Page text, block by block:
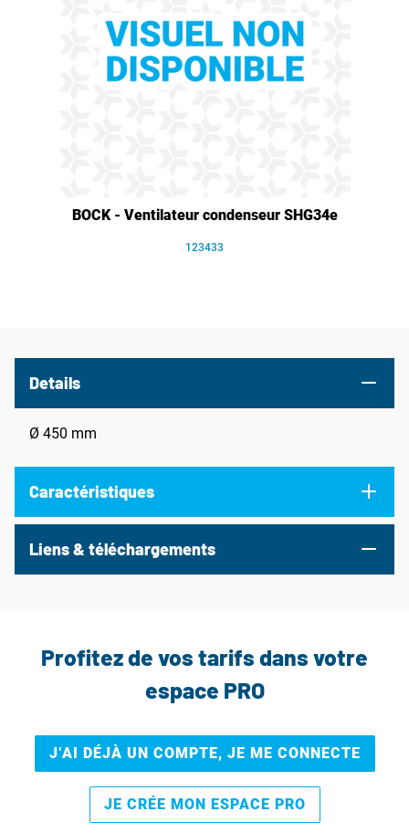
BOCK - Ventilateur condenseur SHG34e
123433
Details
Ø 450 mm
Caractéristiques
Liens & téléchargements
Profitez de vos tarifs dans votre
espace PRO
J’AI DÉJÀ UN COMPTE, JE ME CONNECTE
JE CRÉE MON ESPACE PRO